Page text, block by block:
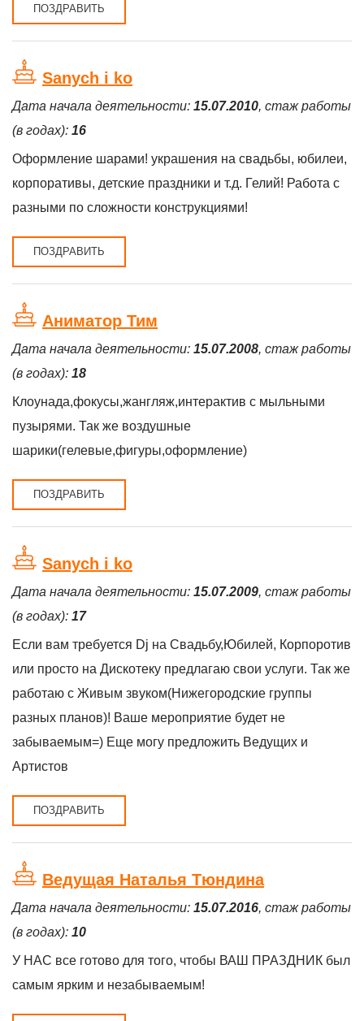
ПОЗДРАВИТЬ
Sanych i ko
Дата начала деятельности: 15.07.2010, стаж работы
(в годах): 16
Оформление шарами! украшения на свадьбы, юбилеи,
корпоративы, детские праздники и т.д. Гелий! Работа с
разными по сложности конструкциями!
ПОЗДРАВИТЬ
Аниматор Тим
Дата начала деятельности: 15.07.2008, стаж работы
(в годах): 18
Клоунада,фокусы,жангляж,интерактив с мыльными
пузырями. Так же воздушные
шарики(гелевые,фигуры,оформление)
ПОЗДРАВИТЬ
Sanych i ko
Дата начала деятельности: 15.07.2009, стаж работы
(в годах): 17
Если вам требуется Dj на Свадьбу,Юбилей, Корпоротив
или просто на Дискотеку предлагаю свои услуги. Так же
работаю с Живым звуком(Нижегородские группы
разных планов)! Ваше мероприятие будет не
забываемым=) Еще могу предложить Ведущих и
Артистов
ПОЗДРАВИТЬ
Ведущая Наталья Тюндина
Дата начала деятельности: 15.07.2016, стаж работы
(в годах): 10
У НАС все готово для того, чтобы ВАШ ПРАЗДНИК был
самым ярким и незабываемым!